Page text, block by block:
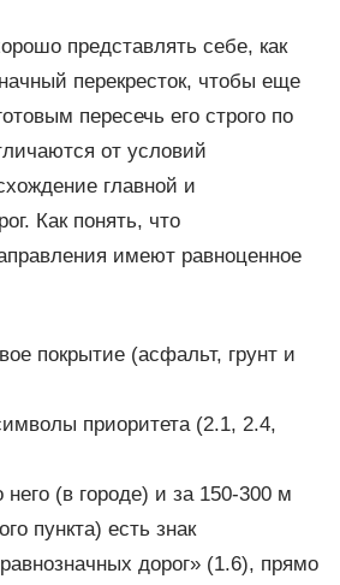
представлять себе, как
перекресток, чтобы еще
пересечь его строго по
от условий
главной и
Как понять, что
имеют равноценное
покрытие (асфальт, грунт и
приоритета (2.1, 2.4,
(в городе) и за 150-300 м
пункта) есть знак
дорог» (1.6), прямо